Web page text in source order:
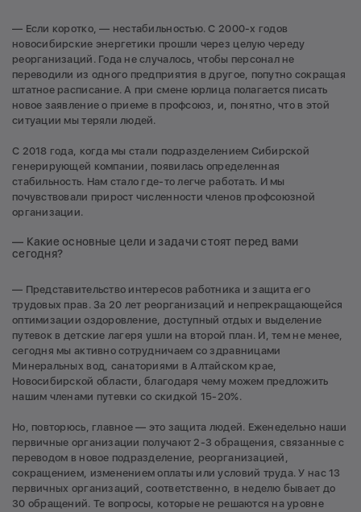
— Если коротко, — нестабильностью. С 2000-х годов
новосибирские энергетики прошли через целую череду
реорганизаций. Года не случалось, чтобы персонал не
переводили из одного предприятия в другое, попутно сокращая
штатное расписание. А при смене юрлица полагается писать
новое заявление о приеме в профсоюз, и, понятно, что в этой
ситуации мы теряли людей.
С 2018 года, когда мы стали подразделением Сибирской
генерирующей компании, появилась определенная
стабильность. Нам стало где-то легче работать. И мы
почувствовали прирост численности членов профсоюзной
организации.
— Какие основные цели и задачи стоят перед вами
сегодня?
— Представительство интересов работника и защита его
трудовых прав. За 20 лет реорганизаций и непрекращающейся
оптимизации оздоровление, доступный отдых и выделение
путевок в детские лагеря ушли на второй план. И, тем не менее,
сегодня мы активно сотрудничаем со здравницами
Минеральных вод, санаториями в Алтайском крае,
Новосибирской области, благодаря чему можем предложить
нашим членами путевки со скидкой 15-20%.
Но, повторюсь, главное — это защита людей. Еженедельно наши
первичные организации получают 2-3 обращения, связанные с
переводом в новое подразделение, реорганизацией,
сокращением, изменением оплаты или условий труда. У нас 13
первичных организаций, соответственно, в неделю бывает до
30 обращений. Те вопросы, которые не решаются на уровне